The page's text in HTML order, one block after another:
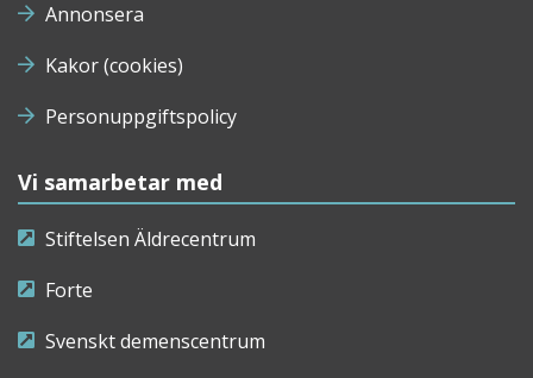
Annonsera
Kakor (cookies)
Personuppgiftspolicy
Vi samarbetar med
Stiftelsen Äldrecentrum
Forte
Svenskt demenscentrum